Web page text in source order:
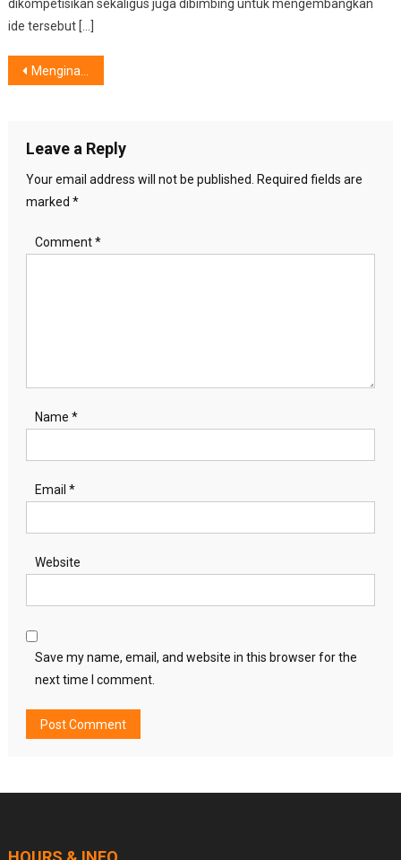
dikompetisikan sekaligus juga dibimbing untuk mengembangkan
ide tersebut […]
Post
Menginap Di Hotel Beriring Sarapan Berkualitas, Semakin Menjadi Idaman di Kalangan Wisatawan Indonesia
Leave a Reply
Your email address will not be published.
Required fields are
marked *
Comment*
Name *
Email *
Website
Save my name, email, and website in this browser for the
next time I comment.